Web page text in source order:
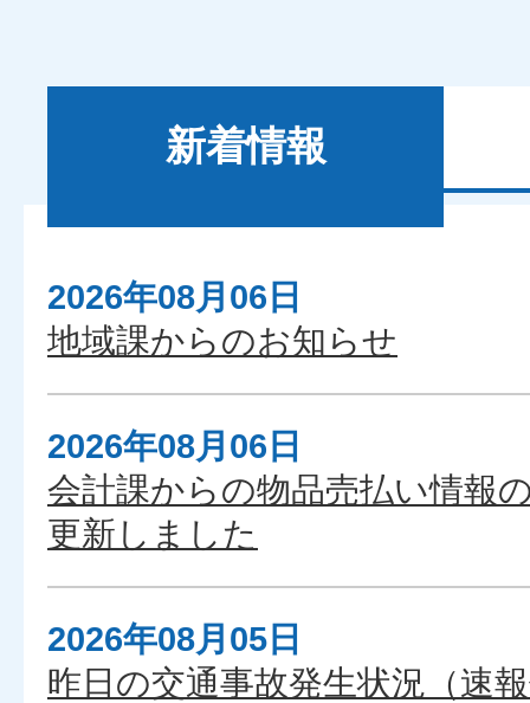
新着情報
新
着
情
報
2026年08月06日
地域課からのお知らせ
2026年08月06日
会計課からの物品売払い情報
更新しました
2026年08月05日
昨日の交通事故発生状況（速